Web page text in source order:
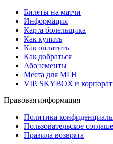
Билеты на матчи
Информация
Карта болельщика
Как купить
Как оплатить
Как добраться
Абонементы
Места для МГН
VIP, SKYBOX и
Правовая информация
Политика
Пользовательское
Правила возврата